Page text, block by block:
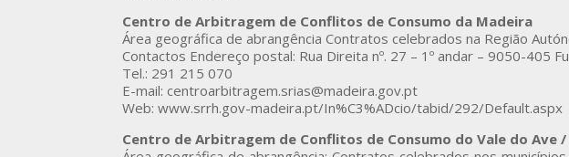
Centro de Arbitragem de Conflitos de Consumo da Madeira
Área geográfica de abrangência Contratos celebrados na Região
Contactos Endereço postal: Rua Direita nº. 27 – 1º andar – 9050-405
Tel.: 291 215 070
E-mail: centroarbitragem.srias@madeira.gov.pt
Web: www.srrh.gov-madeira.pt/In%C3%ADcio/tabid/292/Default.aspx
Centro de Arbitragem de Conflitos de Consumo do Vale do Ave